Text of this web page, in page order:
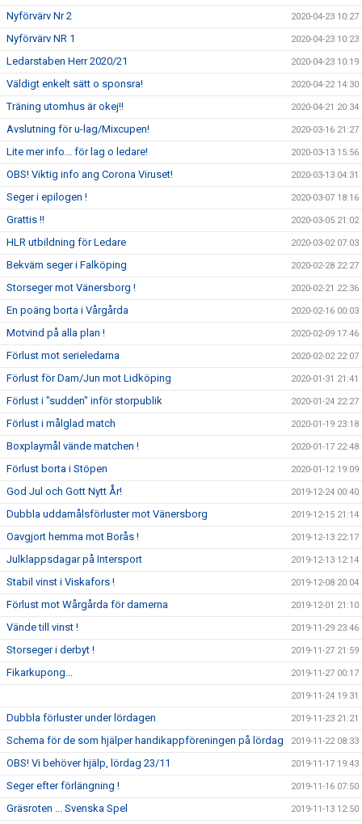
Nyförvärv Nr 2 2020-04-23 10:27
Nyförvärv NR 1 2020-04-23 10:23
Ledarstaben Herr 2020/21 2020-04-23 10:19
Väldigt enkelt sätt o sponsra! 2020-04-22 14:30
Träning utomhus är okej!! 2020-04-21 20:34
Avslutning för u-lag/Mixcupen! 2020-03-16 21:27
Lite mer info... för lag o ledare! 2020-03-13 15:56
OBS! Viktig info ang Corona Viruset! 2020-03-13 04:31
Seger i epilogen ! 2020-03-07 18:16
Grattis !! 2020-03-05 21:02
HLR utbildning för Ledare 2020-03-02 07:03
Bekväm seger i Falköping 2020-02-28 22:27
Storseger mot Vänersborg ! 2020-02-21 22:36
En poäng borta i Vårgårda 2020-02-16 00:03
Motvind på alla plan ! 2020-02-09 17:46
Förlust mot serieledarna 2020-02-02 22:07
Förlust för Dam/Jun mot Lidköping 2020-01-31 21:41
Förlust i "sudden" inför storpublik 2020-01-24 22:27
Förlust i målglad match 2020-01-19 23:18
Boxplaymål vände matchen ! 2020-01-17 22:48
Förlust borta i Stöpen 2020-01-12 19:09
God Jul och Gott Nytt År! 2019-12-24 00:40
Dubbla uddamålsförluster mot Vänersborg 2019-12-15 21:14
Oavgjort hemma mot Borås ! 2019-12-13 22:17
Julklappsdagar på Intersport 2019-12-13 12:14
Stabil vinst i Viskafors ! 2019-12-08 20:04
Förlust mot Wårgårda för damerna 2019-12-01 21:10
Vände till vinst ! 2019-11-29 23:46
Storseger i derbyt ! 2019-11-27 21:59
Fikarkupong... 2019-11-27 00:17
2019-11-24 19:31
Dubbla förluster under lördagen 2019-11-23 21:21
Schema för de som hjälper handikappföreningen på lördag 2019-11-22 08:33
OBS! Vi behöver hjälp, lördag 23/11 2019-11-17 19:43
Seger efter förlängning ! 2019-11-16 07:50
Gräsroten ... Svenska Spel 2019-11-13 12:50